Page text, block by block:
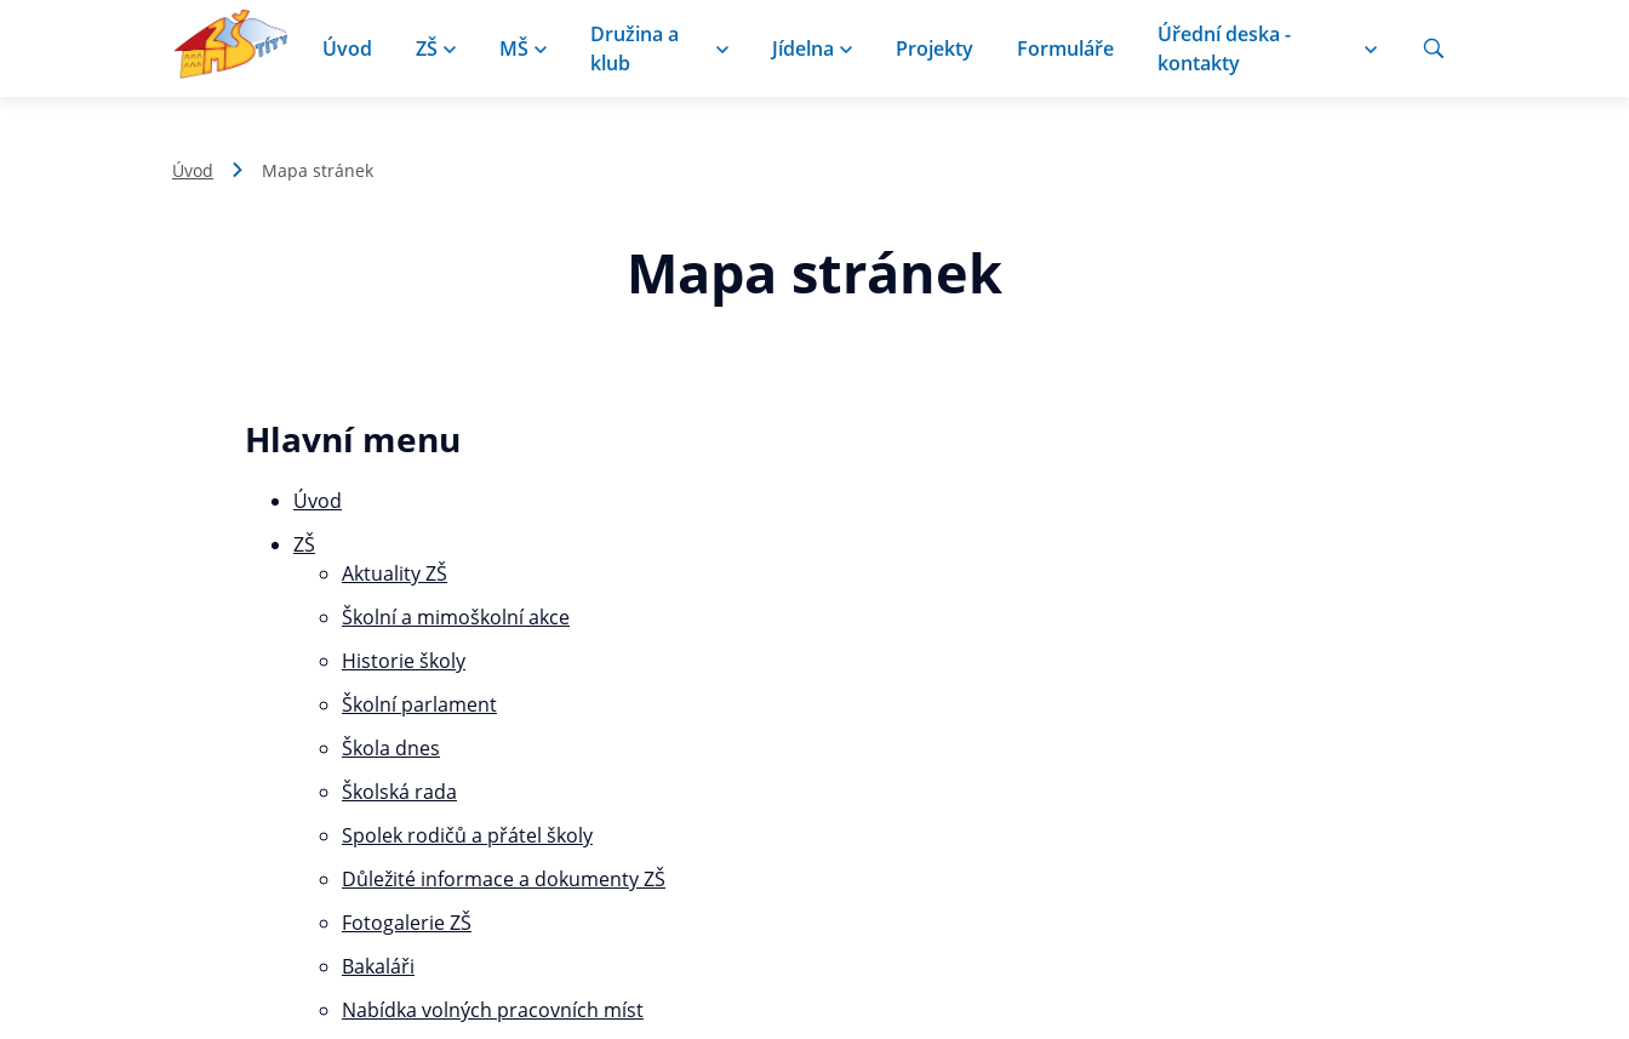
Úvod ZŠ MŠ
Družina a
klub
Jídelna Projekty Formuláře
Úřední deska -
kontakty
Úvod Mapa stránek
Mapa stránek
Hlavní menu
Úvod
ZŠ
Aktuality ZŠ
Školní a mimoškolní akce
Historie školy
Školní parlament
Škola dnes
Školská rada
Spolek rodičů a přátel školy
Důležité informace a dokumenty ZŠ
Fotogalerie ZŠ
Bakaláři
Nabídka volných pracovních míst